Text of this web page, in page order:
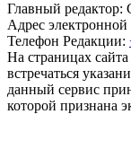
Главный
Адрес
Телефон Редакции:
На страницах
встречаться
данный сервис
которой признана